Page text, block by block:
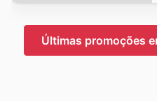
Últimas promoções